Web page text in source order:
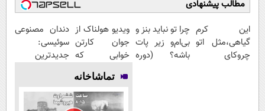
مطالب پیشنهادی
این کرم
گیاهی،مثل اتو
چروکای
چرا تو نباید بنز و
بی‌ام‌و زیر پات
باشه؟ (دوره
ویدیو هولناک از
جوان کارتن
خوابی که
میلیاردر شد.
آموزش رایگان
دندان مصنوعی
سوئیسی:
جدیدترین
پرداخت قسطی
تماشاخانه